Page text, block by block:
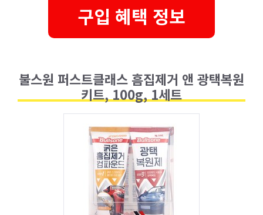
구입 혜택 정보
불스원 퍼스트클래스 흠집제거 앤 광택복원
키트, 100g, 1세트